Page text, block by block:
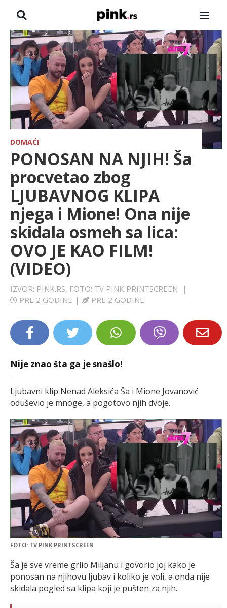
NASLOVNA
VESTI
ZADRUGA
SHOWBIZ
HRONIKA
FARMERI
TV
SPORT
LIFESTYLE
EXTRA
DOMAĆI
PONOSAN NA NJIH! Ša
procvetao zbog
LJUBAVNOG KLIPA
njega i Mione! Ona nije
skidala osmeh sa lica:
OVO JE KAO FILM!
(VIDEO)
IZVOR: PINK.RS, FOTO: TV PINK PRINTSCREEN
|
PRE 2 GODINE | PRE 2 GODINE
Nije znao šta ga je snašlo!
Ljubavni klip Nenad Aleksića Ša i Mione Jovanović
oduševio je mnoge, a pogotovo njih dvoje.
FOTO: TV PINK PRINTSCREEN
Ša je sve vreme grlio Miljanu i govorio joj kako je
ponosan na njihovu ljubav i koliko je voli, a onda nije
skidala pogled sa klipa koji je pušten za njih.